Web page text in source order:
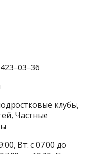
клубы,
Частные
Вт: с 07:00 до